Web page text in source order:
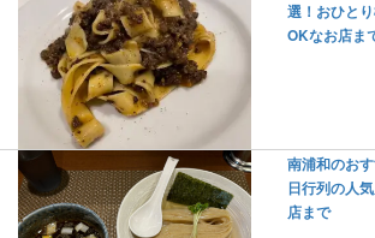
選！おひと
OKなお店ま
南浦和のお
日行列の人
店まで